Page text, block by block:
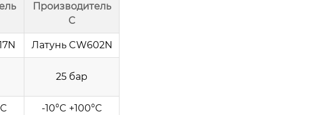
Производитель
C
Латунь CW602N
25 бар
-10°C +100°C